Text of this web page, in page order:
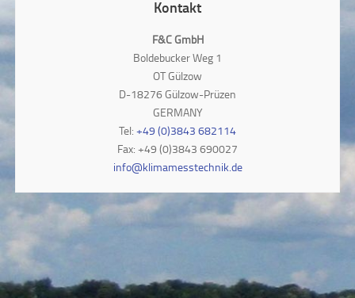
Kontakt
F&C GmbH
Boldebucker Weg 1
OT Gülzow
D-18276 Gülzow-Prüzen
GERMANY
Tel: +49 (0)3843 682114
Fax: +49 (0)3843 690027
info@klimamesstechnik.de